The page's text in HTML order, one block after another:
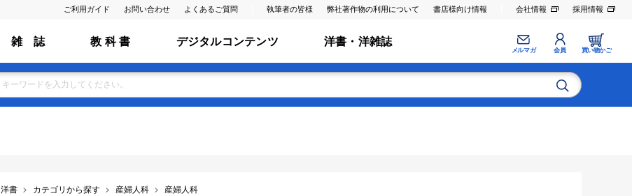
ご利用ガイド お問い合わせ よくあるご質問 執筆者の皆様 弊社著作物の利用について 書店様向け情報 会社情報 採用情報
雑 誌 教 科 書 デジタルコンテンツ 洋書・洋雑誌
メルマガ 会員 買い物かご
洋書 カテゴリから探す 産婦人科
産婦人科